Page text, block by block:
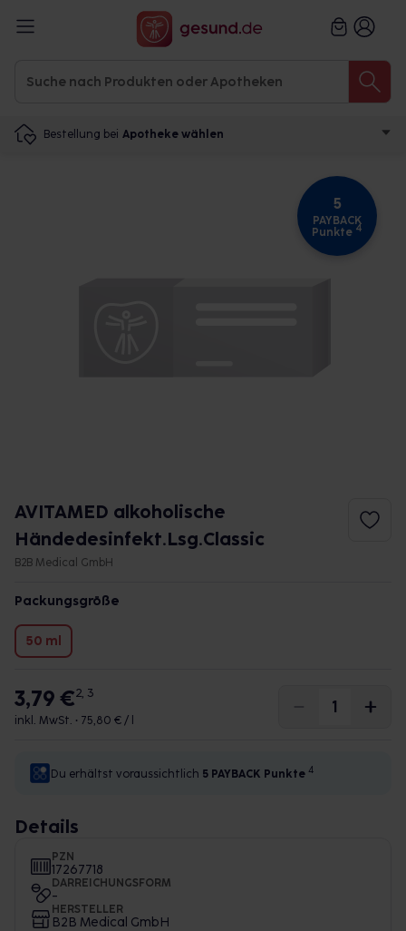
Bestellung bei Apotheke wählen
5
PAYBACK
Punkte 4
AVITAMED alkoholische
Händedesinfekt.Lsg.Classic
B2B Medical GmbH
Packungsgröße
50 ml
3,79 €2, 3
inkl. MwSt. • 75,80 € / l
Du erhältst voraussichtlich 5 PAYBACK Punkte 4
Details
PZN
17267718
DARREICHUNGSFORM
-
HERSTELLER
B2B Medical GmbH